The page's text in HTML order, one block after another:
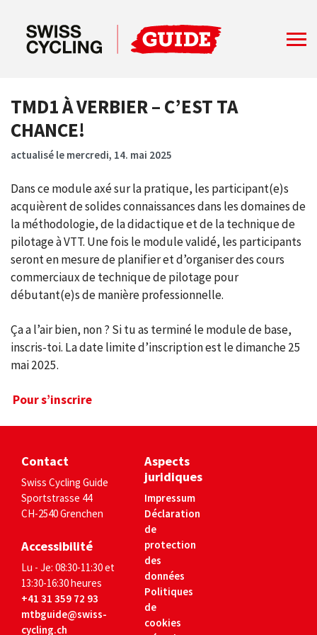
TMD1 À VERBIER – C’EST TA
CHANCE!
actualisé le mercredi, 14. mai 2025
Dans ce module axé sur la pratique, les participant(e)s
acquièrent de solides connaissances dans les domaines de
la méthodologie, de la didactique et de la technique de
pilotage à VTT. Une fois le module validé, les participants
seront en mesure de planifier et d’organiser des cours
commerciaux de technique de pilotage pour
débutant(e)s de manière professionnelle.
Ça a l’air bien, non ? Si tu as terminé le module de base,
inscris-toi. La date limite d’inscription est le dimanche 25
mai 2025.
Pour s’inscrire
Contact
Swiss Cycling Guide
Sportstrasse 44
CH-2540 Grenchen
Accessibilité
Lu - Je: 08:30-11:30 et
13:30-16:30 heures
+41 31 359 72 93
mtbguide@swiss-
cycling.ch
Aspects
juridiques
Impressum
Déclaration
de
protection
des
données
Politiques
de
cookies